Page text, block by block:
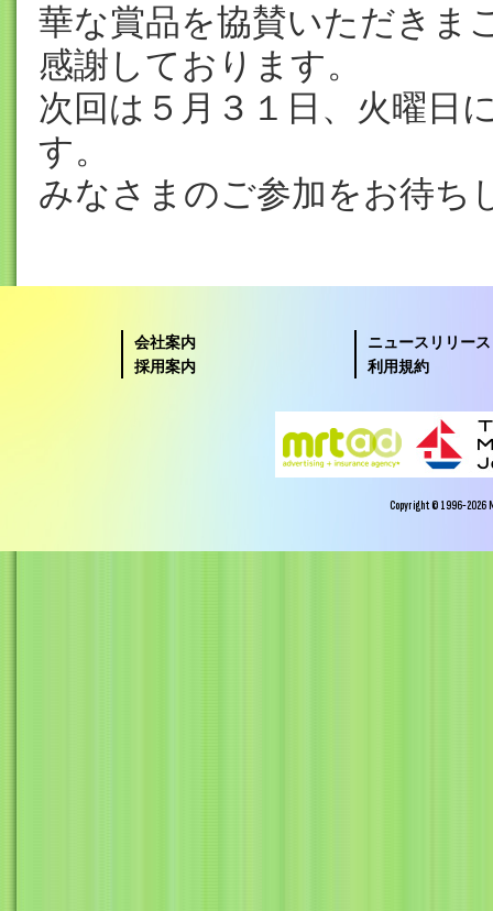
華な賞品を協賛いただきま
感謝しております。
次回は５月３１日、火曜日
す。
みなさまのご参加をお待ち
会社案内
ニュースリリース
採用案内
利用規約
Copyright © 1996-2026